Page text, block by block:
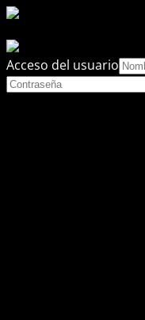
Acceso del usuario